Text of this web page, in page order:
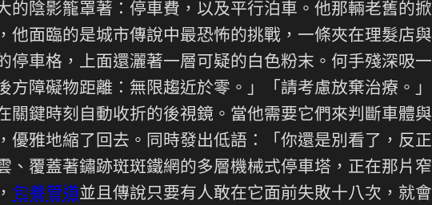
的陰影籠罩著：停車費，以及平行泊車。他那輛老舊的
他面臨的是城市傳說中最恐怖的挑戰，一條夾在理髮店
停車格，上面還灑著一層可疑的白色粉末。何手殘深吸
方障礙物距離：無限趨近於零。」「請考慮放棄治療。
關鍵時刻自動收折的後視鏡。當他需要它們來判斷車體
優雅地縮了回去。同時發出低語：「你還是別看了，反
、覆蓋著鏽跡斑斑鐵網的多層機械式停車塔，正在那片
包養管道並且傳說只要有人敢在它面前失敗十八次，就